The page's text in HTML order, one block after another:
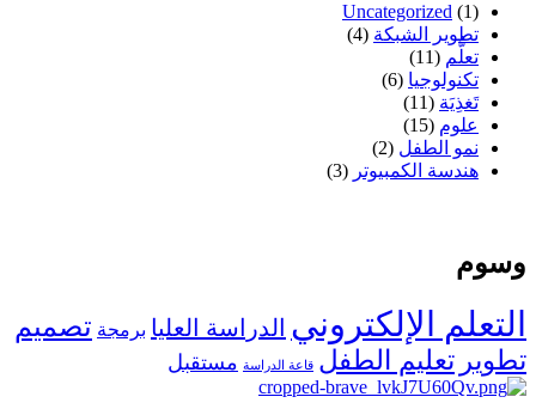
Uncategorized (1)
تطوير الشبكة (4)
تعلُّم (11)
تكنولوجيا (6)
تَغذِيَة (11)
علوم (15)
نمو الطفل (2)
هندسة الكمبيوتر (3)
وسوم
التعلم الإلكتروني الدراسة العليا برمجة تصميم
تطوير تعليم الطفل قاعة الدراسة مستقبل